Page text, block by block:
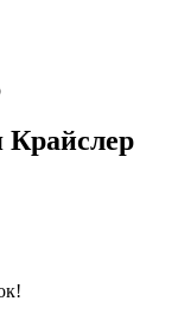
Крайслер